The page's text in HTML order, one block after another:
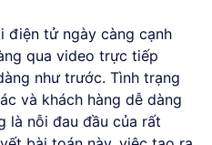
điện tử ngày càng cạnh
qua video trực tiếp
như trước. Tình trạng
và khách hàng dễ dàng
là nỗi đau đầu của rất